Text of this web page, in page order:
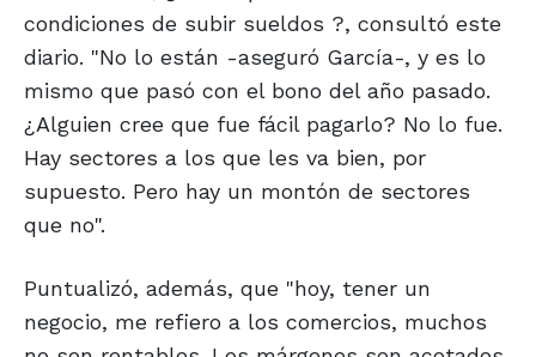
condiciones de subir sueldos ?, consultó este
diario. "No lo están -aseguró García-, y es lo
mismo que pasó con el bono del año pasado.
¿Alguien cree que fue fácil pagarlo? No lo fue.
Hay sectores a los que les va bien, por
supuesto. Pero hay un montón de sectores
que no".
Puntualizó, además, que "hoy, tener un
negocio, me refiero a los comercios, muchos